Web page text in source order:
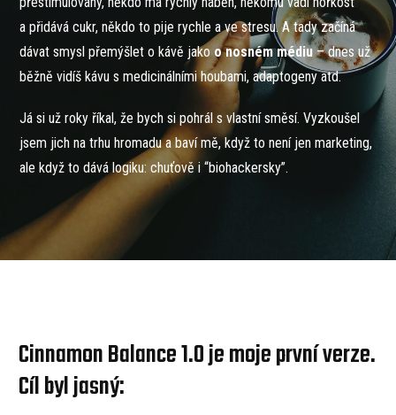
a přidává cukr, někdo to pije rychle a ve stresu. A tady začíná
dávat smysl přemýšlet o kávě jakoo nosném médiu– dnes už
běžně vidíš kávu s medicinálními houbami, adaptogeny atd.
Já si už roky říkal, že bych si pohrál s vlastní směsí. Vyzkoušel
jsem jich na trhu hromadu a baví mě, když to není jen marketing,
ale když to dává logiku: chuťově i “biohackersky”.
Cinnamon Balance 1.0 je moje první verze.
Cíl byl jasný: